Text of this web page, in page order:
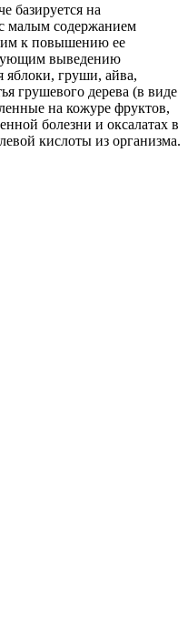
базируется на
малым содержанием
к повышению ее
выведению
яблоки, груши, айва,
грушевого дерева (в виде
на кожуре фруктов,
болезни и оксалатах в
кислоты из организма.